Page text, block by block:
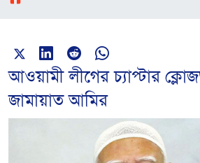
আওয়ামী লীগের চ্যাপ্টার
জামায়াত আমির